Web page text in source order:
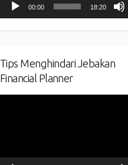
00:00 18:20
Tips Menghindari Jebakan
Financial Planner